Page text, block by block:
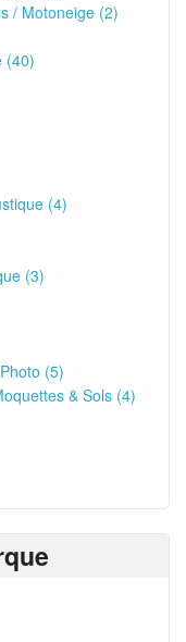
/ Motoneige (2)
(40)
(4)
(3)
(5)
& Sols (4)